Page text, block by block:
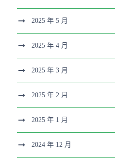
2025 年 5 月
2025 年 4 月
2025 年 3 月
2025 年 2 月
2025 年 1 月
2024 年 12 月